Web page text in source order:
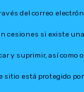
del correo
cesiones si existe
y suprimir, así como
sitio está protegido por